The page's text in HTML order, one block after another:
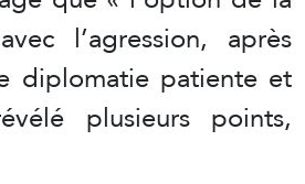
l’agression, après
diplomatie patiente et
plusieurs points,